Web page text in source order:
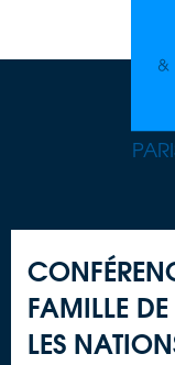
FAMILLE
LES